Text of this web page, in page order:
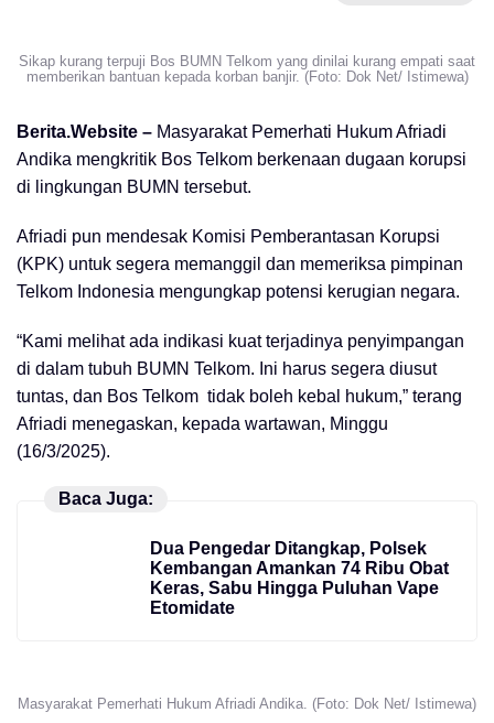
Sikap kurang terpuji Bos BUMN Telkom yang dinilai kurang empati saat
memberikan bantuan kepada korban banjir. (Foto: Dok Net/ Istimewa)
Berita.Website – Masyarakat Pemerhati Hukum Afriadi
Andika mengkritik Bos Telkom berkenaan dugaan korupsi
di lingkungan BUMN tersebut.
Afriadi pun mendesak Komisi Pemberantasan Korupsi
(KPK) untuk segera memanggil dan memeriksa pimpinan
Telkom Indonesia mengungkap potensi kerugian negara.
“Kami melihat ada indikasi kuat terjadinya penyimpangan
di dalam tubuh BUMN Telkom. Ini harus segera diusut
tuntas, dan Bos Telkom tidak boleh kebal hukum,” terang
Afriadi menegaskan, kepada wartawan, Minggu
(16/3/2025).
Baca Juga:
Dua Pengedar Ditangkap, Polsek
Kembangan Amankan 74 Ribu Obat
Keras, Sabu Hingga Puluhan Vape
Etomidate
Masyarakat Pemerhati Hukum Afriadi Andika. (Foto: Dok Net/ Istimewa)